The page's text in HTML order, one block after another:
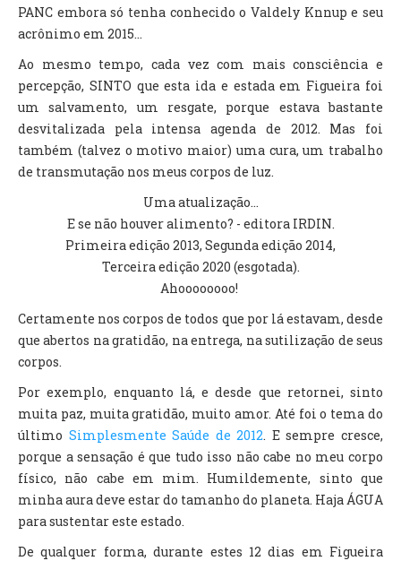
PANC embora só tenha conhecido o Valdely Knnup e seu
acrônimo em 2015...
Ao mesmo tempo, cada vez com mais consciência e
percepção, SINTO que esta ida e estada em Figueira foi
um salvamento, um resgate, porque estava bastante
desvitalizada pela intensa agenda de 2012. Mas foi
também (talvez o motivo maior) uma cura, um trabalho
de transmutação nos meus corpos de luz.
Uma atualização...
E se não houver alimento? - editora IRDIN.
Primeira edição 2013, Segunda edição 2014,
Terceira edição 2020 (esgotada).
Ahoooooooo!
Certamente nos corpos de todos que por lá estavam, desde
que abertos na gratidão, na entrega, na sutilização de seus
corpos.
Por exemplo, enquanto lá, e desde que retornei, sinto
muita paz, muita gratidão, muito amor. Até foi o tema do
último Simplesmente Saúde de 2012. E sempre cresce,
porque a sensação é que tudo isso não cabe no meu corpo
físico, não cabe em mim. Humildemente, sinto que
minha aura deve estar do tamanho do planeta. Haja ÁGUA
para sustentar este estado.
De qualquer forma, durante estes 12 dias em Figueira